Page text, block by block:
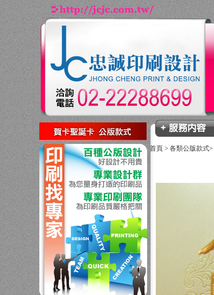
首頁 > 各類公版款式>